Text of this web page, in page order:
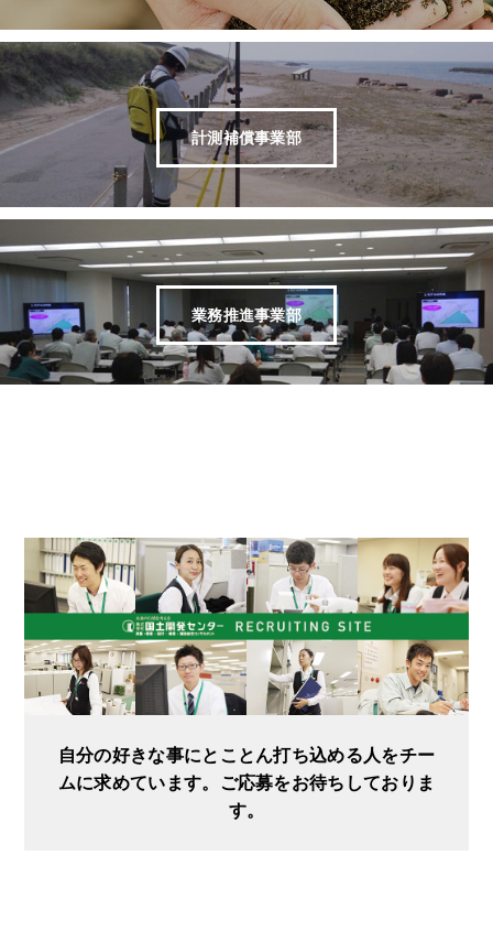
計測補償事業部
業務推進事業部
自分の好きな事にとことん打ち込める人をチー
ムに求めています。ご応募をお待ちしておりま
す。